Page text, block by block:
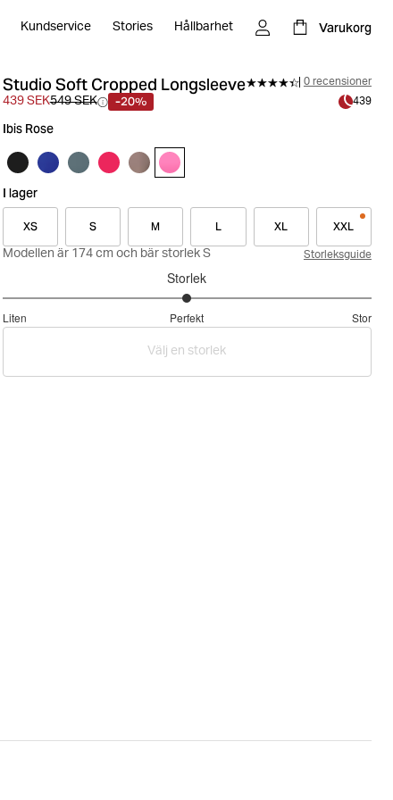
Kundservice Stories Hållbarhet Varukorg
Studio Soft Cropped Longsleeve 0 recensioner
439 SEK549 SEK -20% 439
Ibis Rose
I lager
XS S M L XL XXL
Modellen är 174 cm och bär storlek S Storleksguide
Storlek
Liten Perfekt Stor
utav
Baserat
1
Välj en storlek